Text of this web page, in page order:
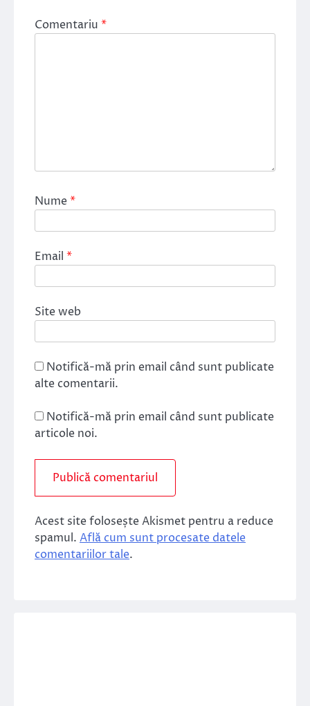
Comentariu *
Nume*
Email *
Site web
Notifică-mă prin email când sunt publicate
alte comentarii.
Notifică-mă prin email când sunt publicate
articole noi.
Acest site folosește Akismet pentru a reduce
spamul. Află cum sunt procesate datele
comentariilor tale.